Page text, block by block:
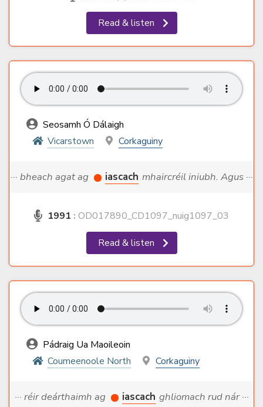
Read & listen
Seosamh Ó Dálaigh
Vicarstown
Corkaguiny
··· bheach agat ag iascach mhaircréil iniubh. Agus ···
1991 : OD017890_CD1097_nuig1097_03
Read & listen
Pádraig Ua Maoileoin
Coumeenoole North
Corkaguiny
··· réir deárthaimh ag iascach ghliomach rud nár ···